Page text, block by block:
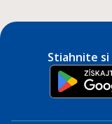
Stiahnite si